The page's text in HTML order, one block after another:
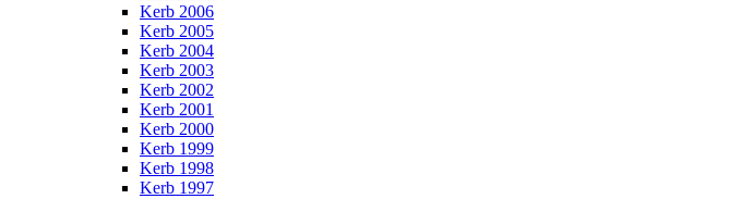
Kerb 2006
Kerb 2005
Kerb 2004
Kerb 2003
Kerb 2002
Kerb 2001
Kerb 2000
Kerb 1999
Kerb 1998
Kerb 1997